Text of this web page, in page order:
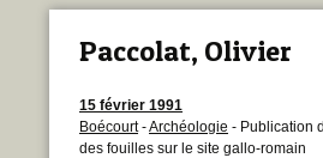
Paccolat, Olivier
15 février 1991
Boécourt-Archéologie - Publication
des fouilles sur le site gallo-romain